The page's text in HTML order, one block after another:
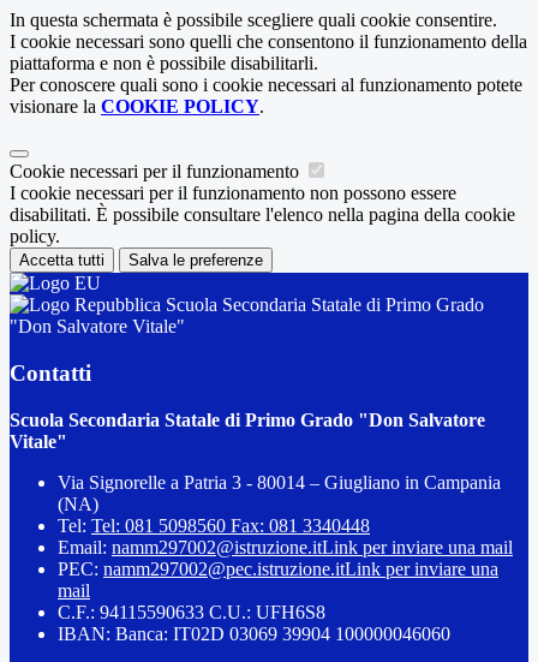
In questa schermata è possibile scegliere quali cookie consentire.
I cookie necessari sono quelli che consentono il funzionamento della
piattaforma e non è possibile disabilitarli.
Per conoscere quali sono i cookie necessari al funzionamento potete
visionare la COOKIE POLICY.
Cookie necessari per il funzionamento
I cookie necessari per il funzionamento non possono essere
disabilitati. È possibile consultare l'elenco nella pagina della cookie
policy.
Accetta tutti Salva le preferenze
Scuola Secondaria Statale di Primo Grado
"Don Salvatore Vitale"
Contatti
Scuola Secondaria Statale di Primo Grado "Don Salvatore
Vitale"
Via Signorelle a Patria 3 - 80014 – Giugliano in Campania
(NA)
Tel: Tel: 081 5098560 Fax: 081 3340448
Email: namm297002@istruzione.itLink per inviare una mail
PEC: namm297002@pec.istruzione.itLink per inviare una
mail
C.F.: 94115590633 C.U.: UFH6S8
IBAN: Banca: IT02D 03069 39904 100000046060